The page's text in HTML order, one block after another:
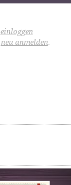
einloggen
neu anmelden.